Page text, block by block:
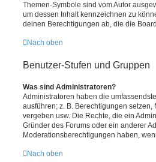
Themen-Symbole sind vom Autor
um dessen Inhalt kennzeichnen zu
deinen Berechtigungen ab, die die
Nach oben
Benutzer-Stufen und Gruppen
Was sind Administratoren?
Administratoren haben die
ausführen; z. B. Berechtigungen
vergeben usw. Die Rechte, die ein
Gründer des Forums oder ein anderer
Moderationsberechtigungen haben,
Nach oben